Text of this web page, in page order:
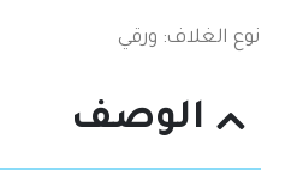
نوع الغلاف: ورقي
الوصف